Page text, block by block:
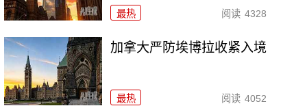
最热 阅读 4328
加拿大严防埃博拉收紧入境
最热 阅读 4052